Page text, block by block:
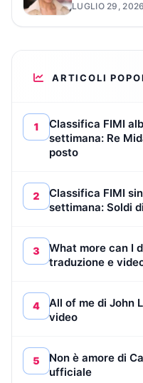
LUGLIO 29, 2026
ARTICOLI
1
Classifica FIMI
settimana: Re
posto
2
Classifica FIMI
settimana: Soldi
3
What more can I
traduzione e
4
All of me di John
video
5
Non è amore di
ufficiale